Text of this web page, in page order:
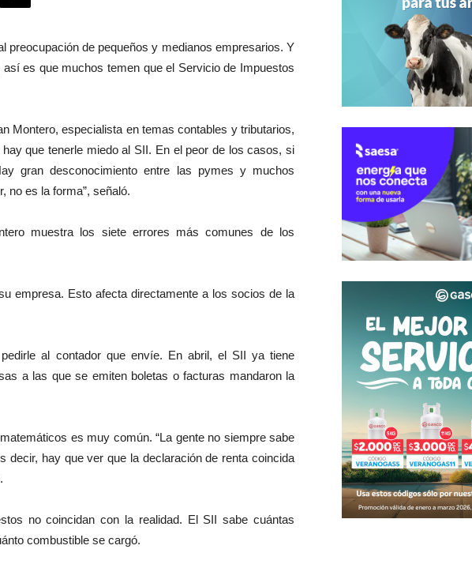
preocupación de pequeños y medianos empresarios. Y
es que muchos temen que el Servicio de Impuestos
Montero, especialista en temas contables y tributarios,
que tenerle miedo al SII. En el peor de los casos, si
gran desconocimiento entre las pymes y muchos
no es la forma”, señaló.
muestra los siete errores más comunes de los
empresa. Esto afecta directamente a los socios de la
al contador que envíe. En abril, el SII ya tiene
a las que se emiten boletas o facturas mandaron la
es muy común. “La gente no siempre sabe
decir, hay que ver que la declaración de renta coincida
no coincidan con la realidad. El SII sabe cuántas
combustible se cargó.